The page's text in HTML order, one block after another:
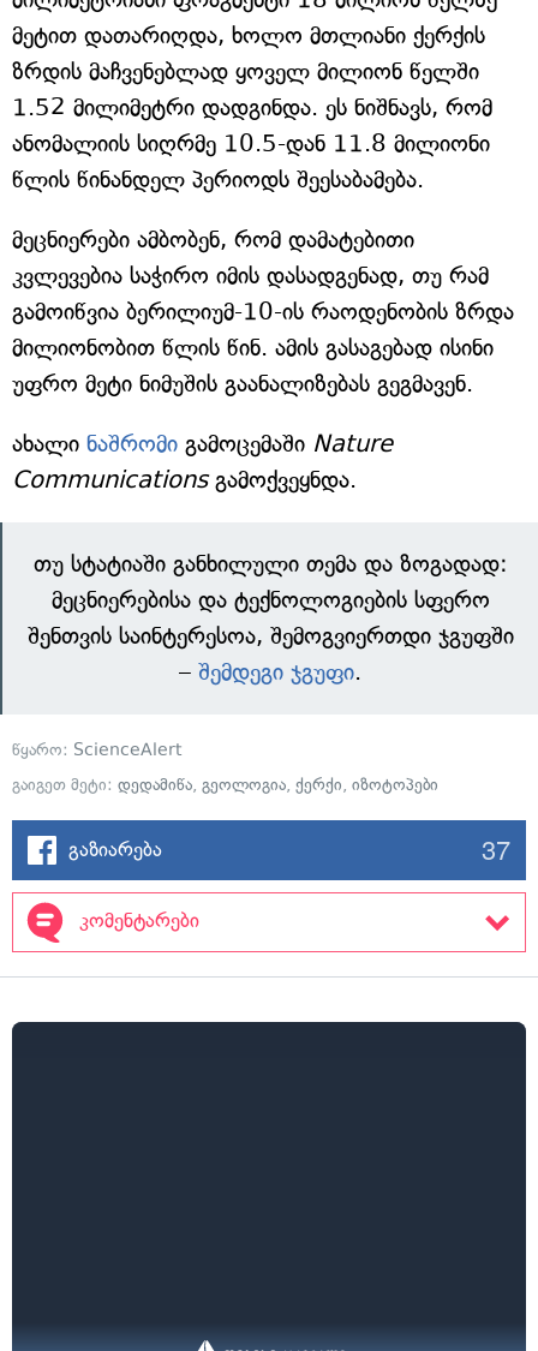
მეტით დათარიღდა, ხოლო მთლიანი ქერქის
ზრდის მაჩვენებლად ყოველ მილიონ წელში
1.52 მილიმეტრი დადგინდა. ეს ნიშნავს, რომ
ანომალიის სიღრმე 10.5-დან 11.8 მილიონი
წლის წინანდელ პერიოდს შეესაბამება.
მეცნიერები ამბობენ, რომ დამატებითი
კვლევებია საჭირო იმის დასადგენად, თუ რამ
გამოიწვია ბერილიუმ-10-ის რაოდენობის ზრდა
მილიონობით წლის წინ. ამის გასაგებად ისინი
უფრო მეტი ნიმუშის გაანალიზებას გეგმავენ.
ახალი ნაშრომი გამოცემაში Nature
Communicationsგამოქვეყნდა.
თუ სტატიაში განხილული თემა და ზოგადად:
მეცნიერებისა და ტექნოლოგიების სფერო
შენთვის საინტერესოა, შემოგვიერთდი ჯგუფში
– შემდეგი ჯგუფი.
წყარო: ScienceAlert
გაიგეთ მეტი: დედამიწა, გეოლოგია, ქერქი, იზოტოპები
გაზიარება 37
კომენტარები